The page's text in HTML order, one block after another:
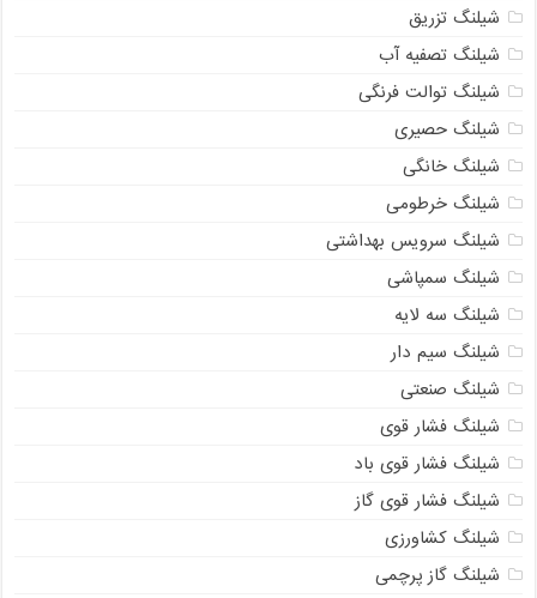
شیلنگ تزریق
شیلنگ تصفیه آب
شیلنگ توالت فرنگی
شیلنگ حصیری
شیلنگ خانگی
شیلنگ خرطومی
شیلنگ سرویس بهداشتی
شیلنگ سمپاشی
شیلنگ سه لایه
شیلنگ سیم دار
شیلنگ صنعتی
شیلنگ فشار قوی
شیلنگ فشار قوی باد
شیلنگ فشار قوی گاز
شیلنگ کشاورزی
شیلنگ گاز پرچمی